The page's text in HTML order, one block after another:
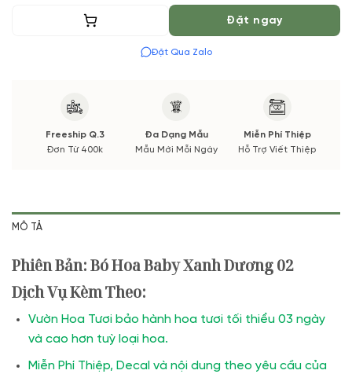
Thêm vào giỏ Đặt ngay
Đặt Qua Zalo
Freeship Q.3
Đơn Từ 400k
Đa Dạng Mẫu
Mẫu Mới Mỗi Ngày
Miễn Phí Thiệp
Hỗ Trợ Viết Thiệp
MÔ TẢ
Phiên Bản: Bó Hoa Baby Xanh Dương 02
Dịch Vụ Kèm Theo:
Vườn Hoa Tươi bảo hành hoa tươi tối thiểu 03 ngày
và cao hơn tuỳ loại hoa.
Miễn Phí Thiệp, Decal và nội dung theo yêu cầu của